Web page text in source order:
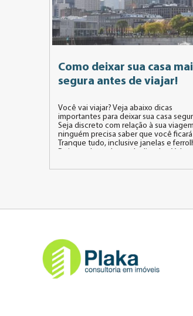
Como deixar sua casa
segura antes de viajar!
Você vai viajar? Veja abaixo dicas
importantes para deixar sua casa
Seja discreto com relação à sua
ninguém precisa saber que você ficará
Tranque tudo, inclusive janelas e
câmeras de vigilância, assim você